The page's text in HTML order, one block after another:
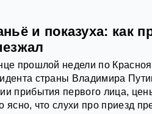
и показуха: как
прошлой недели по
страны Владимира
прибытия первого лица,
ясно, что слухи про приезд